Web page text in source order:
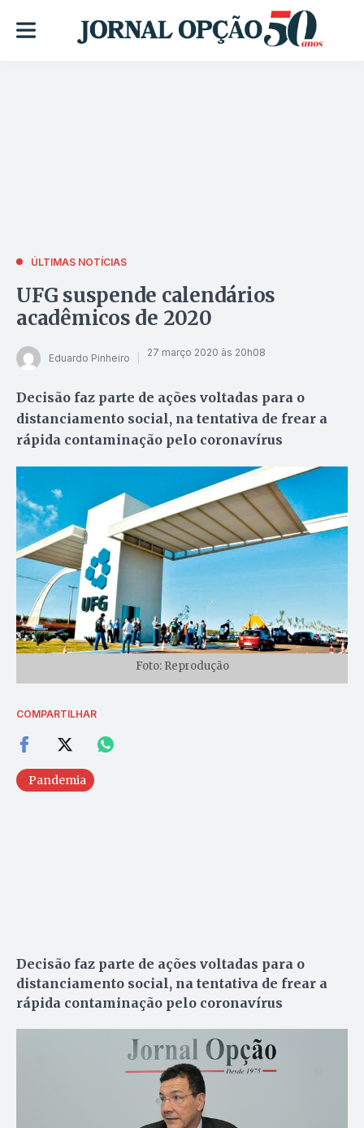
ÚLTIMAS NOTÍCIAS
UFG suspende calendários
acadêmicos de 2020
Eduardo Pinheiro 27 março 2020 às 20h08
Decisão faz parte de ações voltadas para o
distanciamento social, na tentativa de frear a
rápida contaminação pelo coronavírus
Foto: Reprodução
COMPARTILHAR
Pandemia
Decisão faz parte de ações voltadas para o
distanciamento social, na tentativa de frear a
rápida contaminação pelo coronavírus